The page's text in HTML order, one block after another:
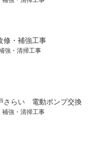
・補強工事
強・清掃工事
らい 電動ポンプ交換
補強・清掃工事